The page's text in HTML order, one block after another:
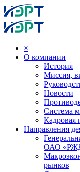
×
О компании
История
Миссия,
Новости
Система
Кадровая
Направления
ОАО
рынков